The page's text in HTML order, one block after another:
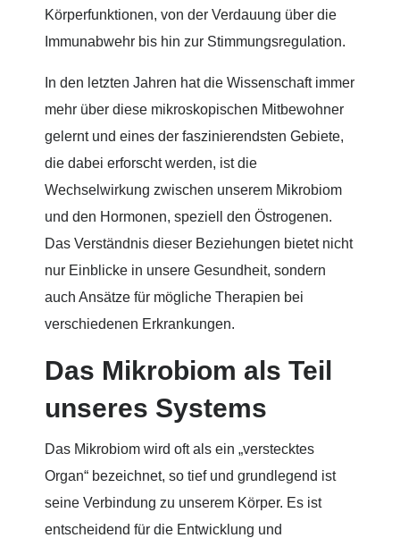
Körperfunktionen, von der Verdauung über die
Immunabwehr bis hin zur Stimmungsregulation.
In den letzten Jahren hat die Wissenschaft immer
mehr über diese mikroskopischen Mitbewohner
gelernt und eines der faszinierendsten Gebiete,
die dabei erforscht werden, ist die
Wechselwirkung zwischen unserem Mikrobiom
und den Hormonen, speziell den Östrogenen.
Das Verständnis dieser Beziehungen bietet nicht
nur Einblicke in unsere Gesundheit, sondern
auch Ansätze für mögliche Therapien bei
verschiedenen Erkrankungen.
Das Mikrobiom als Teil
unseres Systems
Das Mikrobiom wird oft als ein „verstecktes
Organ“ bezeichnet, so tief und grundlegend ist
seine Verbindung zu unserem Körper. Es ist
entscheidend für die Entwicklung und